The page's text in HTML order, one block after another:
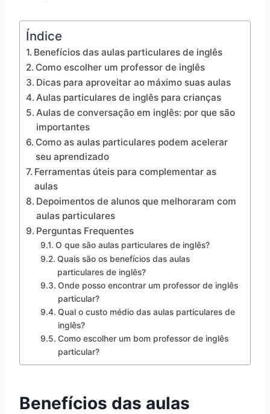
Índice
Benefícios das aulas particulares de inglês
Como escolher um professor de inglês
Dicas para aproveitar ao máximo suas aulas
Aulas particulares de inglês para crianças
Aulas de conversação em inglês: por que são
importantes
Como as aulas particulares podem acelerar
seu aprendizado
Ferramentas úteis para complementar as
aulas
Depoimentos de alunos que melhoraram com
aulas particulares
Perguntas Frequentes
O que são aulas particulares de inglês?
Quais são os benefícios das aulas
particulares de inglês?
Onde posso encontrar um professor de inglês
particular?
Qual o custo médio das aulas particulares de
inglês?
Como escolher um bom professor de inglês
particular?
Benefícios das aulas